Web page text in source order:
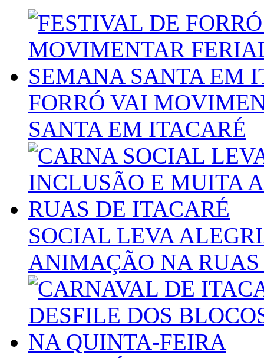
FORRÓ VAI
SANTA EM ITACARÉ
SOCIAL LEVA
ANIMAÇÃO NA